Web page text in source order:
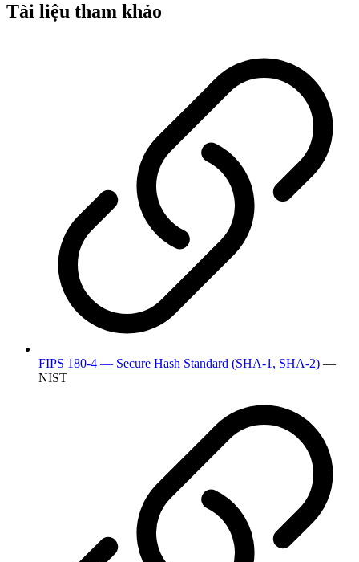
Tài liệu tham khảo
FIPS 180-4 — Secure Hash Standard (SHA-1, SHA-2) —
NIST